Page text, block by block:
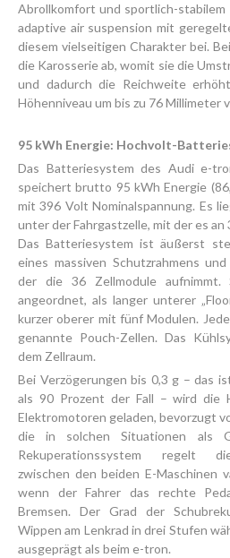
Abrollkomfort und sportlich-
adaptive air suspension mit
diesem vielseitigen Charakter bei.
die Karosserie ab, womit sie die
und dadurch die Reichweite
Höhenniveau um bis zu 76 Millimeter
95 kWh Energie: Hochvolt-
Das Batteriesystem des Audi e-
speichert brutto 95 kWh Energie
mit 396 Volt Nominalspannung. Es
unter der Fahrgastzelle, mit der es
Das Batteriesystem ist äußerst
eines massiven Schutzrahmens
der die 36 Zellmodule
angeordnet, als langer unterer
kurzer oberer mit fünf Modulen.
genannte Pouch-Zellen. Das
dem Zellraum.
Bei Verzögerungen bis 0,3 g – das
als 90 Prozent der Fall – wird die
Elektromotoren geladen, bevorzugt
die in solchen Situationen als
Rekuperationssystem regelt
zwischen den beiden E-Maschinen
wenn der Fahrer das rechte
Bremsen. Der Grad der
Wippen am Lenkrad in drei Stufen
ausgeprägt als beim e-tron.